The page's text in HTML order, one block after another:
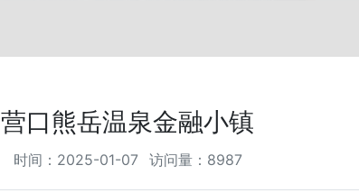
营口熊岳温泉金融小镇
时间：2025-01-07 访问量：8987